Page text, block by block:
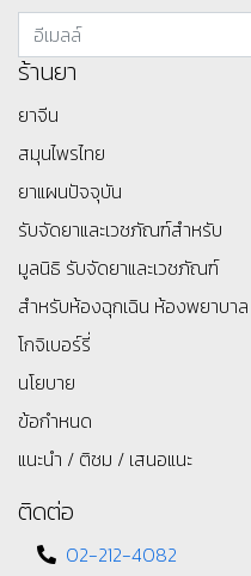
ร้านยา
ยาจีน
สมุนไพรไทย
ยาแผนปัจจุบัน
รับจัดยาและเวชภัณฑ์สำหรับ
มูลนิธิ รับจัดยาและเวชภัณฑ์
สำหรับห้องฉุกเฉิน ห้องพยาบาล
โกจิเบอร์รี่
นโยบาย
ข้อกำหนด
แนะนำ / ติชม / เสนอแนะ
ติดต่อ
02-212-4082